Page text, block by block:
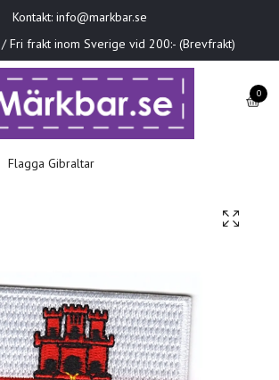
Kontakt: info@markbar.se
Fri frakt inom Sverige vid 200:- (Brevfrakt)
0
Flagga Gibraltar